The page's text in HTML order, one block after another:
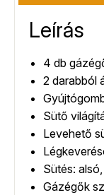
Leírás
4 db
2 darabból
Sütő
Levehető
Sütés:
Gázégők